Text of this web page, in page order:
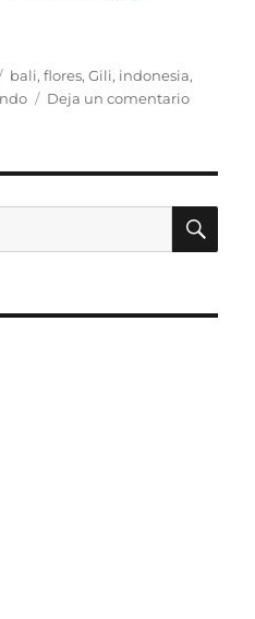
Etiquetas
bali,flores,Gili, indonesia,
Deja un comentarioen